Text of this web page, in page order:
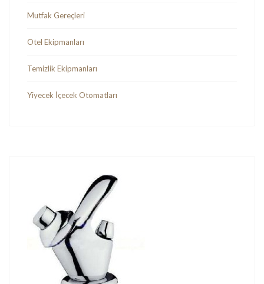
Mutfak Gereçleri
Otel Ekipmanları
Temizlik Ekipmanları
Yiyecek İçecek Otomatları